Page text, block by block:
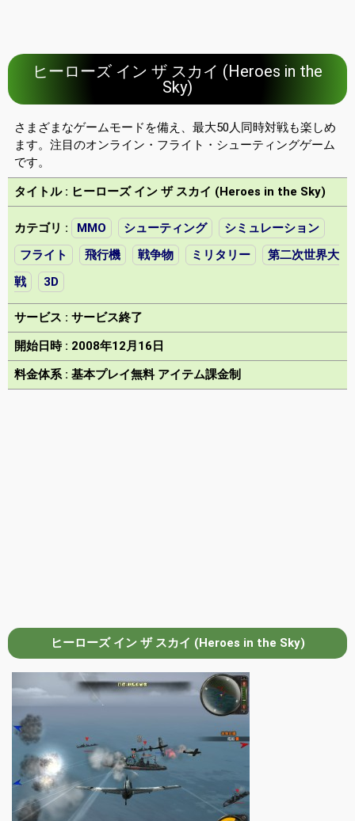
ヒーローズ イン ザ スカイ (Heroes in the
Sky)
さまざまなゲームモードを備え、最大50人同時対戦も楽しめ
ます。注目のオンライン・フライト・シューティングゲーム
です。
タイトル : ヒーローズ イン ザ スカイ (Heroes in the Sky)
カテゴリ : MMO シューティング
シミュレーション
フライト
飛行機 戦争物 ミリタリー
第二次世界大
戦
3D
サービス : サービス終了
開始日時 : 2008年12月16日
料金体系 : 基本プレイ無料 アイテム課金制
ヒーローズ イン ザ スカイ (Heroes in the Sky)